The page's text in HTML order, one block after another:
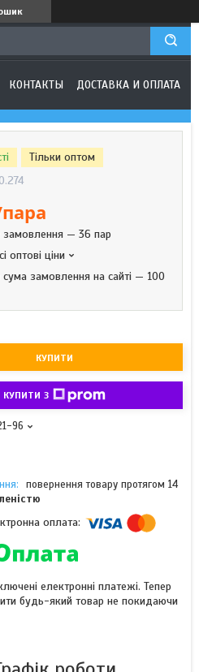
КОНТАКТЫ ДОСТАВКА И ОПЛАТА
Тільки оптом
замовлення — 36 пар
оптові ціни
сума замовлення на сайті — 100
КУПИТИ
КУПИТИ З
96
повернення товару протягом 14
електронні платежі. Тепер
будь-який товар не покидаючи